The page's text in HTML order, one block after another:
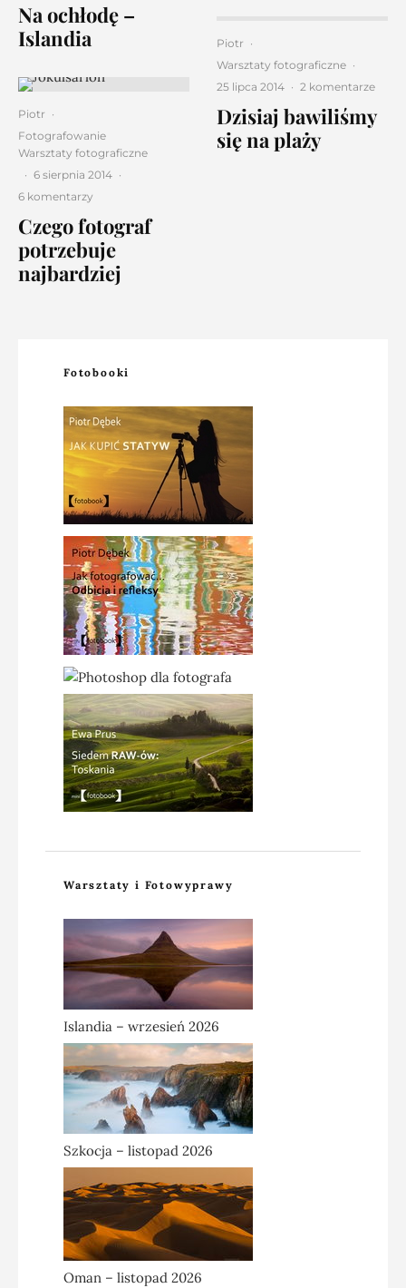
Na ochłodę –
Islandia
Piotr ·
Fotografowanie
Warsztaty fotograficzne
· 6 sierpnia 2014 ·
6 komentarzy
Czego fotograf
potrzebuje
najbardziej
Piotr ·
Warsztaty fotograficzne ·
25 lipca 2014 · 2 komentarze
Dzisiaj bawiliśmy
się na plaży
Fotobooki
Warsztaty i Fotowyprawy
Islandia – wrzesień 2026
Szkocja – listopad 2026
Oman – listopad 2026